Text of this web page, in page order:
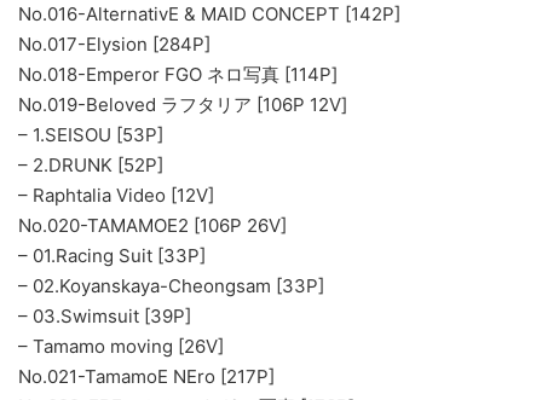
No.016-AlternativE & MAID CONCEPT [142P]
No.017-Elysion [284P]
No.018-Emperor FGO ネロ写真 [114P]
No.019-Beloved ラフタリア [106P 12V]
– 1.SEISOU [53P]
– 2.DRUNK [52P]
– Raphtalia Video [12V]
No.020-TAMAMOE2 [106P 26V]
– 01.Racing Suit [33P]
– 02.Koyanskaya-Cheongsam [33P]
– 03.Swimsuit [39P]
– Tamamo moving [26V]
No.021-TamamoE NEro [217P]